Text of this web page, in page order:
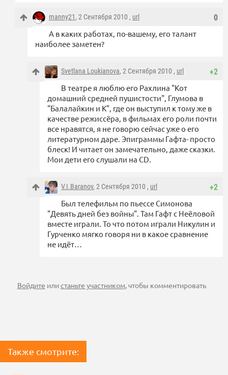
0
manny21, 2 Сентября 2010 , url
А в каких работах, по-вашему, его талант
наиболее заметен?
+2
Svetlana Loukianova, 2 Сентября 2010 , url
В театре я люблю его Рахлина "Кот
домашний средней пушистости", Глумова в
"Балалайкин и К", где он выступил к тому же в
качестве режиссёра, в фильмах его роли почти
все нравятся, я не говорю сейчас уже о его
литературном даре. Эпиграммы Гафта- просто
блеск! И читает он замечательно, даже сказки.
Мои дети его слушали на СD.
+2
V.I.Baranov, 2 Сентября 2010 , url
Был телефильм по пьессе Симонова
"Девять дней без войны". Там Гафт с Неёловой
вместе играли. То что потом играли Никулин и
Гурченко мягко говоря ни в какое сравнение
не идёт…
Войдите илистаньте участником, чтобы комментировать
Также смотрите: